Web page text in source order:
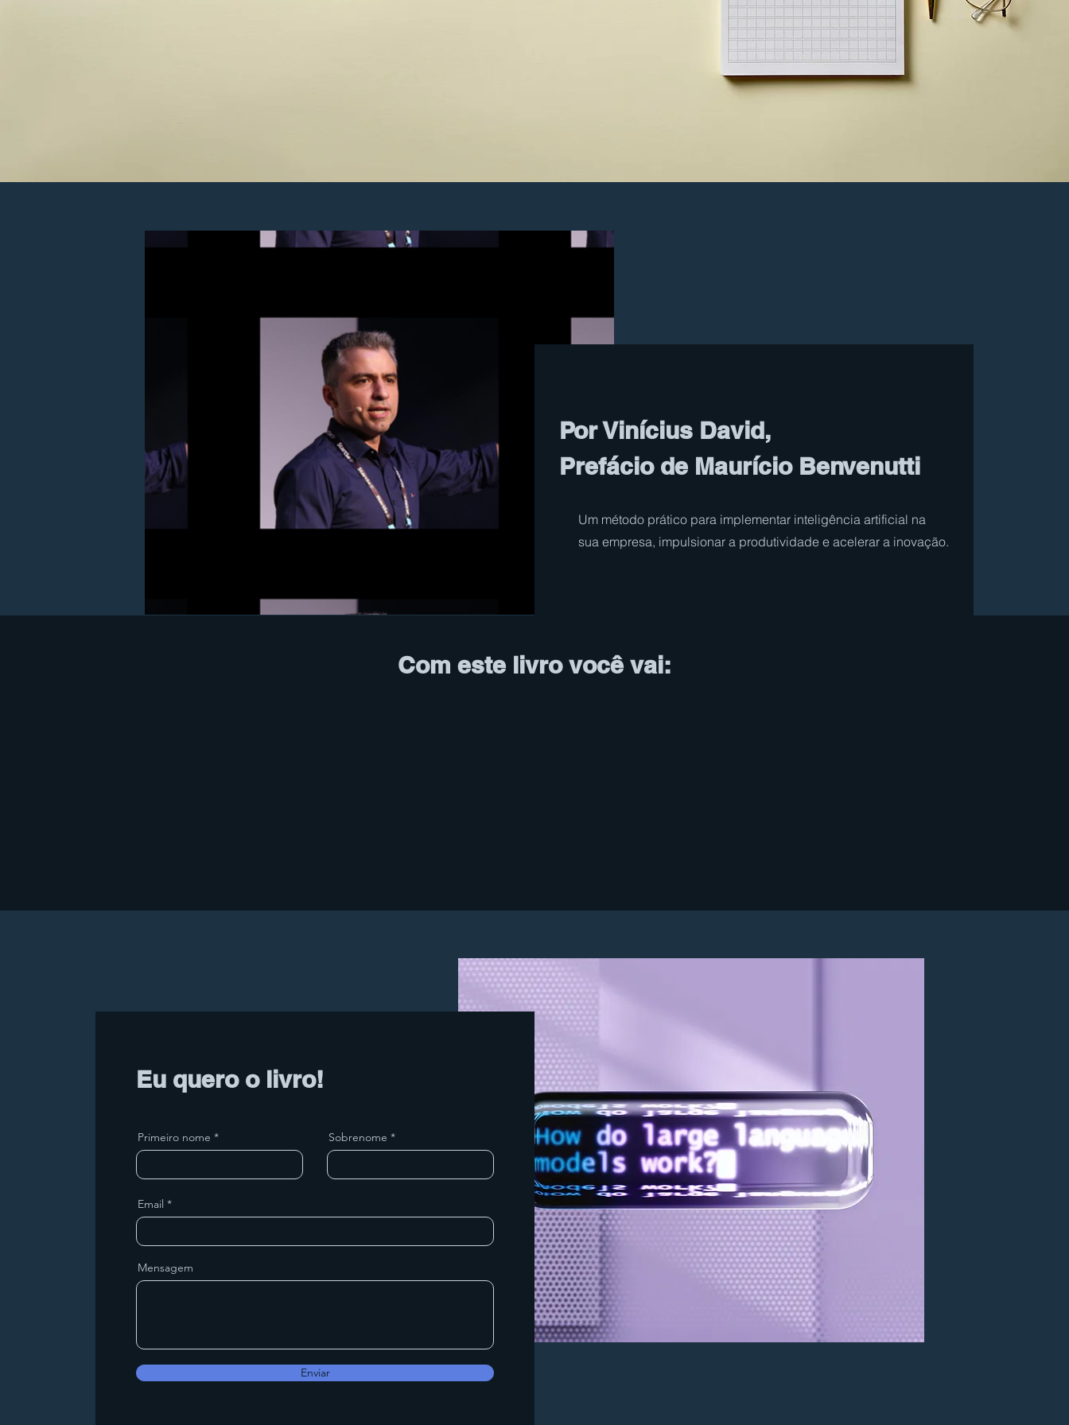
Por Vinícius David,
Prefácio de Maurício Benvenutti
Um método prático para implementar inteligência artificial na
sua empresa, impulsionar a produtividade e acelerar a inovação.
Com este livro você vai:
Eu quero o livro!
Primeiro nome Sobrenome
Email
Mensagem
Enviar